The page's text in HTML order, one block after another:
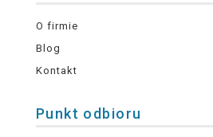
O firmie
Blog
Kontakt
Punkt odbioru